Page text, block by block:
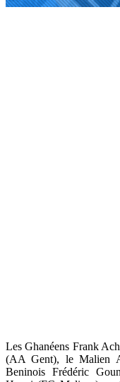
Les Ghanéens Frank
(AA Gent), le Malien
Beninois Frédéric